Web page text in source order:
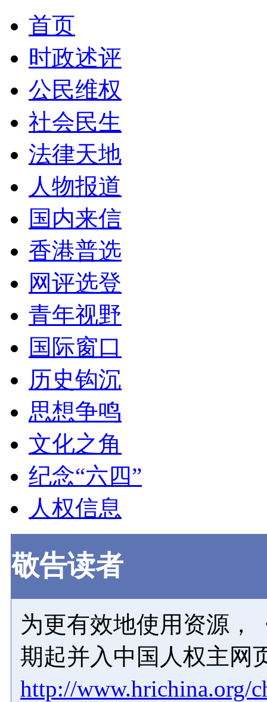
首页
时政述评
公民维权
社会民生
法律天地
人物报道
国内来信
香港普选
网评选登
青年视野
国际窗口
历史钩沉
思想争鸣
文化之角
纪念“六四”
人权信息
敬告读者
为更有效地使用资源，
期起并入中国人权主网
http://www.hrichina.org/